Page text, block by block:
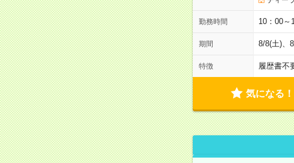
勤務時間 10：00～
期間 8/8(土)、
特徴 履歴書不
気になる！